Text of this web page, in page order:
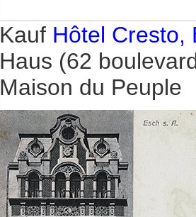
Kauf Hôtel Cresto,
Haus (62
Maison du Peuple